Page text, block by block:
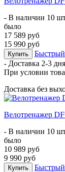
- В наличии 10
было
17 589 руб
15 990 руб
Купить
Быстрый
- Доставка 2-3 дня
При условии
Доставка без
Велотренажер
- В наличии 10
было
10 989 руб
9 990 руб
Купить
Быстрый